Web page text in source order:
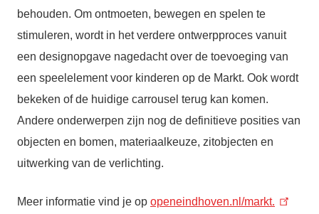
behouden. Om ontmoeten, bewegen en spelen te
stimuleren, wordt in het verdere ontwerpproces vanuit
een designopgave nagedacht over de toevoeging van
een speelelement voor kinderen op de Markt. Ook wordt
bekeken of de huidige carrousel terug kan komen.
Andere onderwerpen zijn nog de definitieve posities van
objecten en bomen, materiaalkeuze, zitobjecten en
uitwerking van de verlichting.
Meer informatie vind je op openeindhoven.nl/markt.